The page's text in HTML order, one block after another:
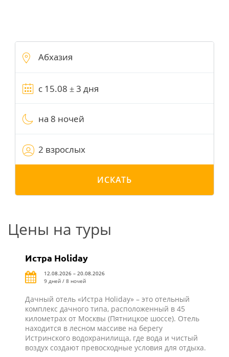
на 8 ночей
2 взрослых
ИСКАТЬ
Цены на туры
Истра Holiday
12.08.2026 – 20.08.2026
9 дней / 8 ночей
Дачный отель «Истра Holiday» – это отельный
комплекс дачного типа, расположенный в 45
километрах от Москвы (Пятницкое шоссе). Отель
находится в лесном массиве на берегу
Истринского водохранилища, где вода и чистый
воздух создают превосходные условия для отдыха.